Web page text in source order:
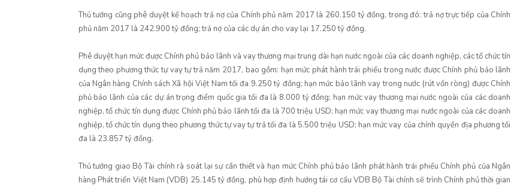
Thủ tướng cũng phê duyệt kế hoạch trả nợ của Chính phủ năm 2017 là 260.150 tỷ đồng, trong đó: trả nợ trực tiếp của Chính
phủ năm 2017 là 242.900 tỷ đồng; trả nợ của các dự án cho vay lại 17.250 tỷ đồng.
Phê duyệt hạn mức được Chính phủ bảo lãnh và vay thương mại trung dài hạn nước ngoài của các doanh nghiệp, các tổ chức tín
dụng theo phương thức tự vay tự trả năm 2017, bao gồm: hạn mức phát hành trái phiếu trong nước được Chính phủ bảo lãnh
của Ngân hàng Chính sách Xã hội Việt Nam tối đa 9.250 tỷ đồng; hạn mức bảo lãnh vay trong nước (rút vốn ròng) được Chính
phủ bảo lãnh của các dự án trọng điểm quốc gia tối đa là 8.000 tỷ đồng; hạn mức vay thương mại nước ngoài của các doanh
nghiệp, tổ chức tín dụng được Chính phủ bảo lãnh tối đa là 700 triệu USD; hạn mức vay thương mại nước ngoài của các doanh
nghiệp, tổ chức tín dụng theo phương thức tự vay tự trả tối đa là 5.500 triệu USD; hạn mức vay của chính quyền địa phương tối
đa là 23.857 tỷ đồng.
Thủ tướng giao Bộ Tài chính rà soát lại sự cần thiết và hạn mức Chính phủ bảo lãnh phát hành trái phiếu Chính phủ của Ngân
hàng Phát triển Việt Nam (VDB) 25.145 tỷ đồng, phù hợp định hướng tái cơ cấu VDB Bộ Tài chính sẽ trình Chính phủ thời gian